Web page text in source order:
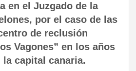
en el Juzgado de la
por el caso de las
de reclusión
Vagones” en los años
la capital canaria.